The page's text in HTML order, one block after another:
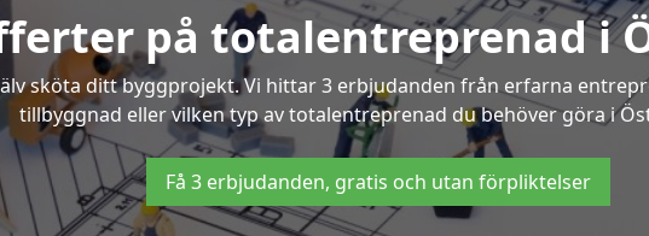
på totalentreprenad i
sköta ditt byggprojekt. Vi hittar 3 erbjudanden från erfarna
tillbyggnad eller vilken typ av totalentreprenad du behöver göra i
Få 3 erbjudanden, gratis och utan förpliktelser